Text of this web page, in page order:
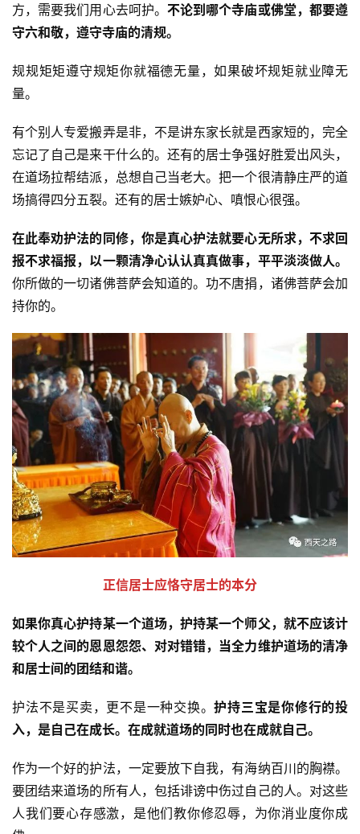
资
讯
点
僧
高
僧
访
方，需要我们用心去呵护。 不论到哪个寺庙或佛堂，都要遵
守六和敬，遵守寺庙的清规。
规规矩矩遵守规矩你就福德无量，如果破坏规矩就业障无
量。
有个别人专爱搬弄是非，不是讲东家长就是西家短的，完全
忘记了自己是来干什么的。还有的居士争强好胜爱出风头，
在道场拉帮结派，总想自己当老大。把一个很清静庄严的道
场搞得四分五裂。还有的居士嫉妒心、嗔恨心很强。
在此奉劝护法的同修，你是真心护法就要心无所求，不求回
报不求福报，以一颗清净心认认真真做事，平平淡淡做人。
你所做的一切诸佛菩萨会知道的。功不唐捐，诸佛菩萨会加
持你的。
正信居士应恪守居士的本分
如果你真心护持某一个道场，护持某一个师父，就不应该计
较个人之间的恩恩怨怨、对对错错，当全力维护道场的清净
和居士间的团结和谐。
护法不是买卖，更不是一种交换。护持三宝是你修行的投
入，是自己在成长。在成就道场的同时也在成就自己。
作为一个好的护法，一定要放下自我，有海纳百川的胸襟。
要团结来道场的所有人，包括诽谤中伤过自己的人。对这些
人我们要心存感激，是他们教你修忍辱，为你消业度你成